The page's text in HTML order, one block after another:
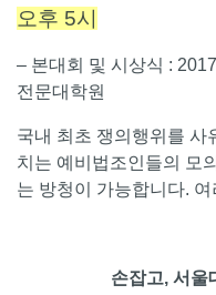
오후 5시
– 본대회 및 시상식 :
전문대학원
국내 최초 쟁의행위를 사
치는 예비법조인들의 모
는 방청이 가능합니다.
손잡고, 서울